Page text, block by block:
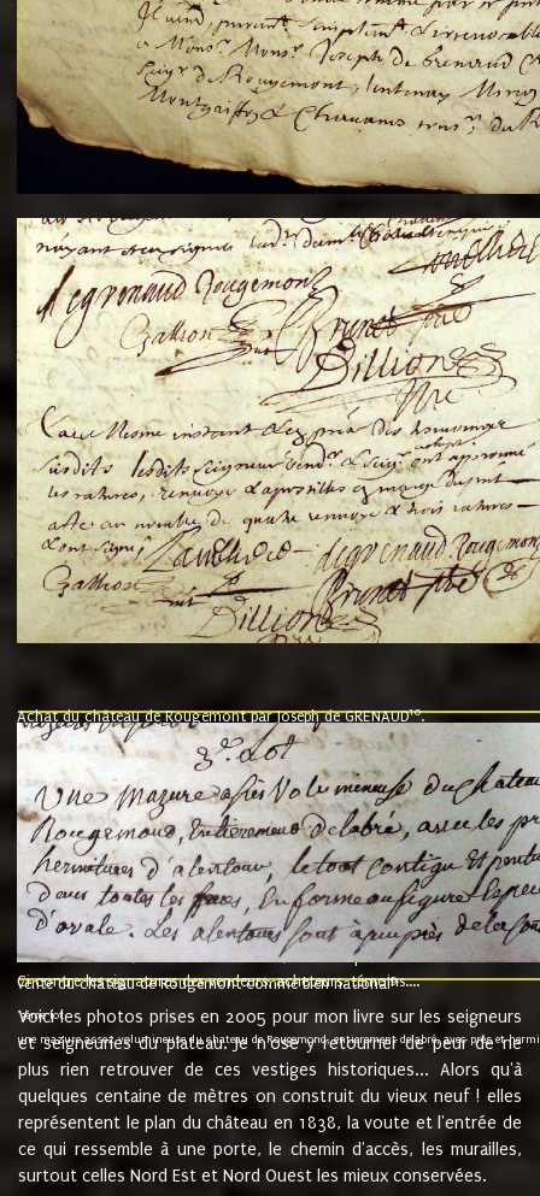
Achat du château de Rougemont par Joseph de GRENAUD10.
"l'an mil six cent soixante treze le ving neuvième jour du mois de
nommé fut présent Messire Claude Guillaume de Moyriat chevalier baron
vend, purement simplement et irrevocablement a monseigneur monsieur
et chavannes conseiller du roy au parlement de Bourgogne, present et
que le dit seigneur Baron de la Vellière a sur ses hommes, indivisables et
de la Velliere tout ainsi et comme le dit seigneur Baron et ses
présent......"
suivent les rentes, donation des terriers, etc... au prix de 880 livre louis
Ci contre les signatures des vendeurs, acheteurs, témoins....
vente du château de Rougemont comme bien national9.
"3ème lot
une mazure assez volumineuse du chateau de Rougemond, entierement delabré, avec près et
Voici les photos prises en 2005 pour mon livre sur les seigneurs
et seigneuries du plateau. Je n'ose y retourner de peur de ne
plus rien retrouver de ces vestiges historiques... Alors qu'à
quelques centaine de mètres on construit du vieux neuf ! elles
représentent le plan du château en 1838, la voute et l'entrée de
ce qui ressemble à une porte, le chemin d'accès, les murailles,
surtout celles Nord Est et Nord Ouest les mieux conservées.